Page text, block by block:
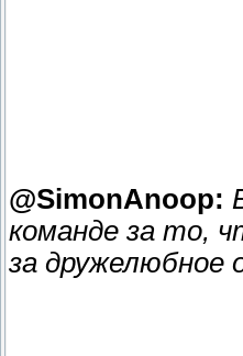
@SimonAnoop:
команде за то,
за